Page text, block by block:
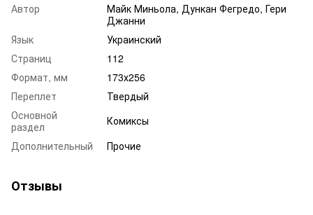
Автор
Майк Миньола, Дункан Фегредо, Гери
Джанни
Язык
Украинский
Страниц
112
Формат, мм
173х256
Переплет
Твердый
Основной
раздел
Комиксы
Дополнительный
Прочие
Отзывы